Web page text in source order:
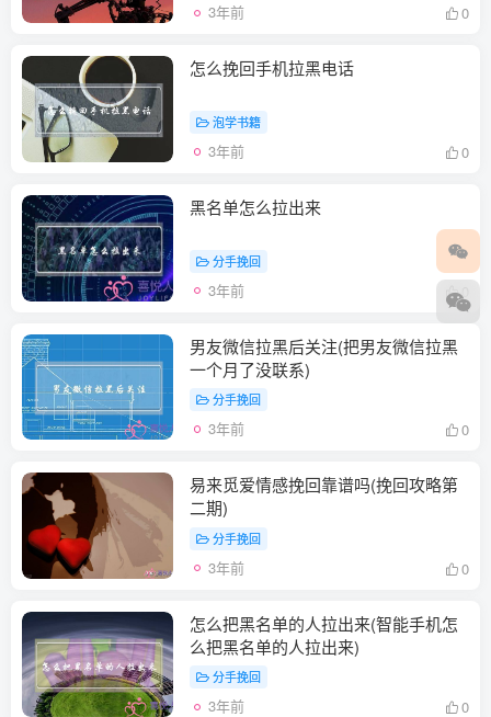
3年前 0
怎么挽回手机拉黑电话
泡学书籍
3年前 0
黑名单怎么拉出来
分手挽回
3年前 0
男友微信拉黑后关注(把男友微信拉黑
一个月了没联系)
分手挽回
3年前 0
易来觅爱情感挽回靠谱吗(挽回攻略第
二期)
分手挽回
3年前 0
怎么把黑名单的人拉出来(智能手机怎
么把黑名单的人拉出来)
分手挽回
3年前 0